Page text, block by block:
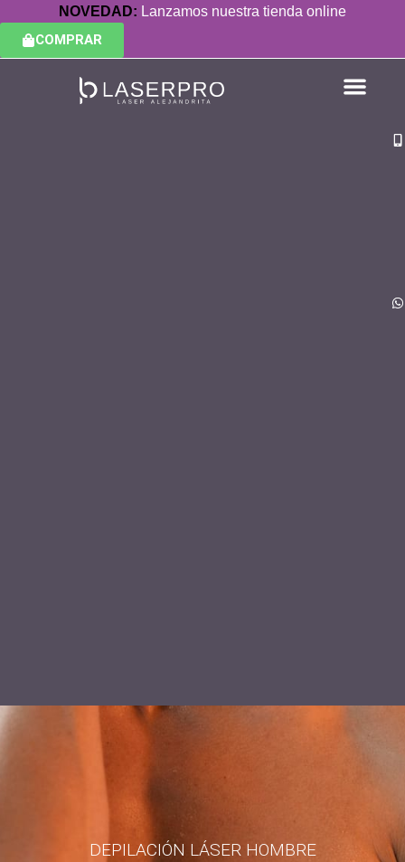
NOVEDAD: Lanzamos nuestra tienda online
COMPRAR
DEPILACIÓN LÁSER HOMBRE